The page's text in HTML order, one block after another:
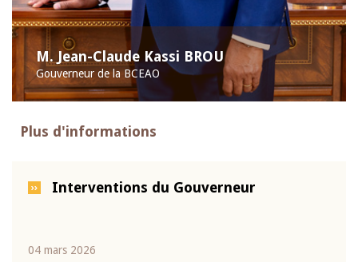
M. Jean-Claude Kassi BROU
Gouverneur de la BCEAO
Plus d'informations
Interventions du Gouverneur
04 mars 2026